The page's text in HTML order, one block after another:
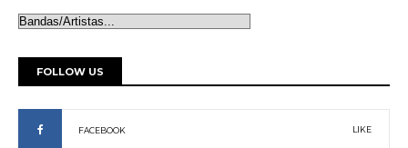
FOLLOW US
FACEBOOK LIKE